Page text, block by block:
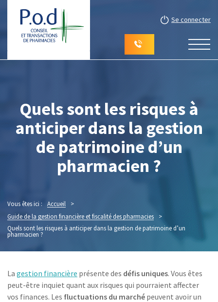
Se connecter
Quels sont les risques à
anticiper dans la gestion
de patrimoine d’un
pharmacien ?
Vous êtes ici : Accueil
>
Guide de la gestion financière et fiscalité des pharmacies >
Quels sont les risques à anticiper dans la gestion de patrimoine d’un
pharmacien ?
La gestion financière présente des défis uniques. Vous êtes
peut-être inquiet quant aux risques qui pourraient affecter
vos finances. Les fluctuations du marché peuvent avoir un